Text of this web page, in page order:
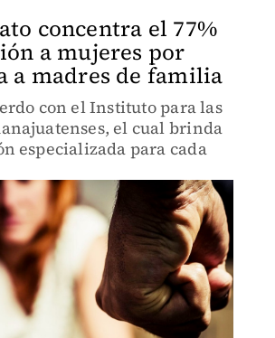
concentra el 77%
a mujeres por
a madres de familia
con el Instituto para las
el cual brinda
especializada para cada